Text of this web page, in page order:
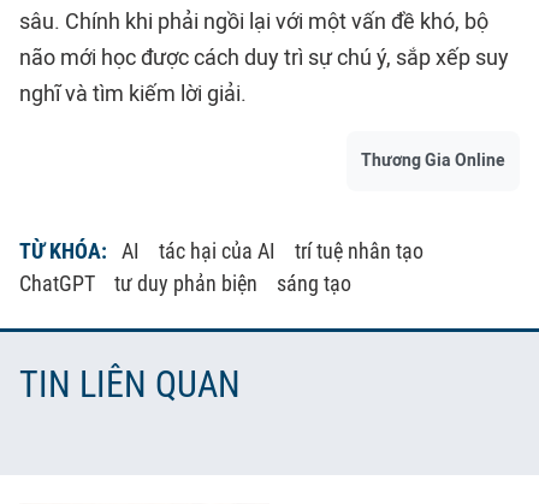
sâu. Chính khi phải ngồi lại với một vấn đề khó, bộ
não mới học được cách duy trì sự chú ý, sắp xếp suy
nghĩ và tìm kiếm lời giải.
Thương Gia Online
TỪ KHÓA: AI tác hại của AI
trí tuệ nhân tạo
ChatGPT
tư duy phản biện sáng tạo
TIN LIÊN QUAN